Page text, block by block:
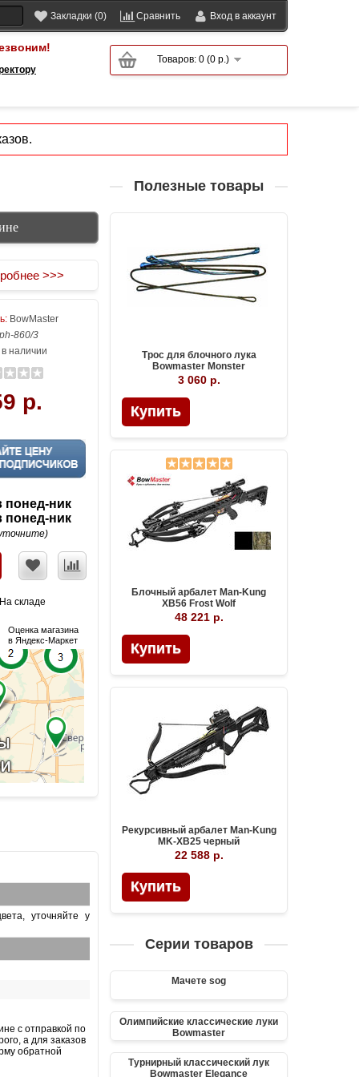
Закладки (0) Сравнить Вход в аккаунт
Товаров: 0 (0 р.)
Полезные товары
Трос для блочного лука
Bowmaster Monster
3 060 р.
Купить
Блочный арбалет Man-Kung
XB56 Frost Wolf
48 221 р.
Купить
Рекурсивный арбалет Man-Kung
MK-XB25 черный
22 588 р.
Купить
Серии товаров
Мачете sog
Олимпийские классические луки
Bowmaster
Турнирный классический лук
Bowmaster Elegance
>>>
BowMaster
860/3
в наличии
р.
понед-ник
понед-ник
На складе
Оценка магазина
в Яндекс-Маркет
уточняйте у
с отправкой по
а для заказов
обратной